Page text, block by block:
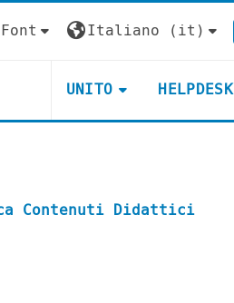
Italiano ‎(it)‎
UNITO HELPDESK
Contenuti Didattici